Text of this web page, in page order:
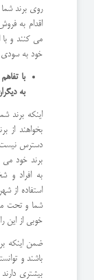
روی برند
اقدام به
می کنند و با
خود به
با
به
اینکه برند
بخواهند از
دسترس نیست.
برند خود می
به افراد و
استفاده از
شما و تحت
خوبی از این
ضمن اینکه
باشند و
بیشتری